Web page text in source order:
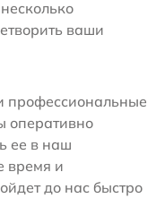
ваши
профессиональные
оперативно
ее в наш
время и
до нас быстро